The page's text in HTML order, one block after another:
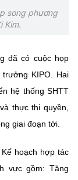
song phương
Kim.
đã có cuộc họp
KIPO. Hai
hệ thống SHTT
thực thi quyền,
giai đoạn tới.
hoạch hợp tác
vực gồm: Tăng